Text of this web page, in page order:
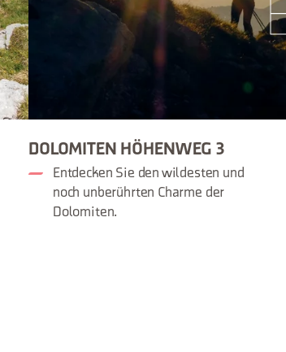
DOLOMITEN HÖHENWEG 3
Entdecken Sie den wildesten und
noch unberührten Charme der
Dolomiten.